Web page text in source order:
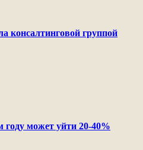
консалтинговой группой
году может уйти 20-40%